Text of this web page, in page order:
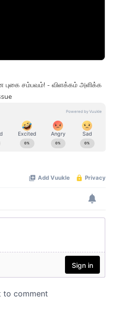
புகை சம்பவம்! - விளக்கம் அளிக்க